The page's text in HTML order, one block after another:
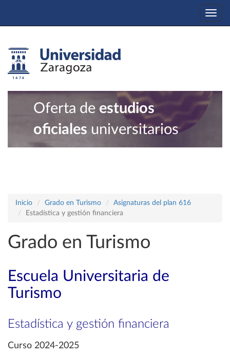
Oferta de estudios
oficiales universitarios
Inicio Grado en Turismo
Asignaturas del plan 616
Estadística y gestión financiera
Grado en Turismo
Escuela Universitaria de
Turismo
Estadística y gestión financiera
Curso 2024-2025